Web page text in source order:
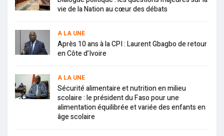
vie de la Nation au cœur des débats
A LA UNE
Après 10 ans à la CPI : Laurent Gbagbo de retour
en Côte d’Ivoire
A LA UNE
Sécurité alimentaire et nutrition en milieu
scolaire : le président du Faso pour une
alimentation équilibrée et variée des enfants en
âge scolaire